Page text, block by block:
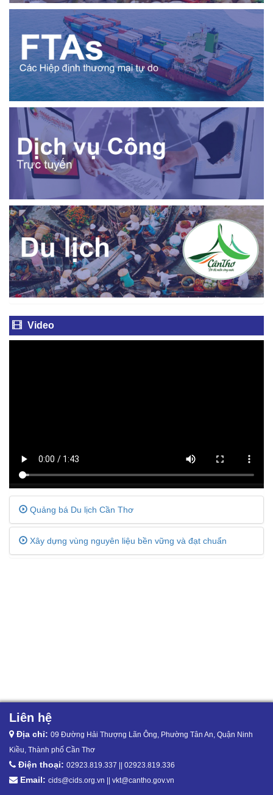
Video
Quảng bá Du lịch Cần Thơ
Xây dựng vùng nguyên liệu bền vững và đạt chuẩn
Liên hệ
Địa chỉ: 09 Đường Hải Thượng Lãn Ông, Phường Tân An, Quận Ninh
Kiều, Thành phố Cần Thơ
Điện thoại: 02923.819.337 || 02923.819.336
Email: cids@cids.org.vn || vkt@cantho.gov.vn